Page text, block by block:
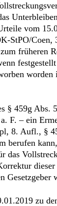
vom
StPO/
459g Abs.
F. – ein
8. Aufl., §
zu